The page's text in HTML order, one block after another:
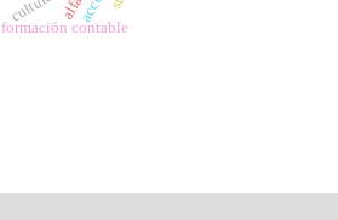
formación contable